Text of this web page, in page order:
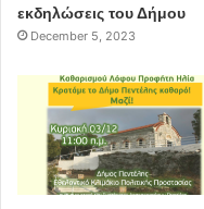
εκδηλώσεις του Δήμου
December 5, 2023